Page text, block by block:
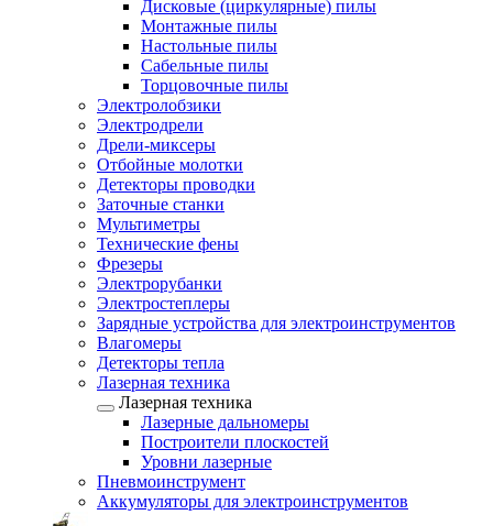
Дисковые (циркулярные) пилы
Монтажные пилы
Настольные пилы
Сабельные пилы
Торцовочные пилы
Электролобзики
Электродрели
Дрели-миксеры
Отбойные молотки
Детекторы проводки
Заточные станки
Мультиметры
Технические фены
Фрезеры
Электрорубанки
Электростеплеры
Зарядные устройства для электроинструментов
Влагомеры
Детекторы тепла
Лазерная техника
Лазерная техника
Лазерные дальномеры
Построители плоскостей
Уровни лазерные
Пневмоинструмент
Аккумуляторы для электроинструментов